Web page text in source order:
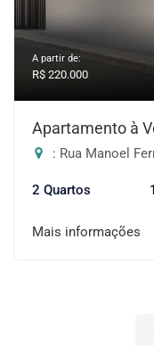
A partir de:
R$ 220.000
Apartamento à
: Rua Manoel
2 Quartos
Mais informações